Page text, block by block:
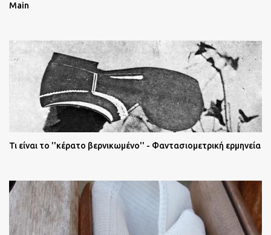
Main
Τι είναι το ''κέρατο βερνικωμένο'' - Φαντασιομετρική ερμηνεία